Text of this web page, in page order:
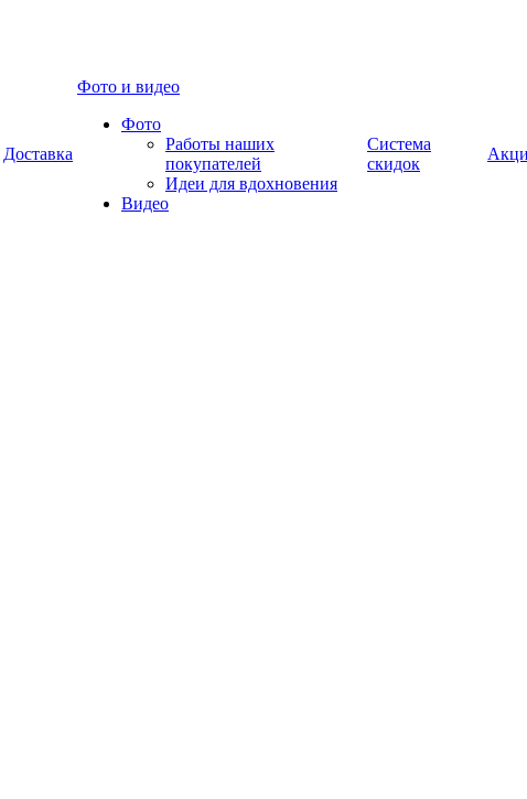
Доставка
Фото и видео
Фото
Работы наших
покупателей
Идеи для вдохновения
Видео
Система
скидок